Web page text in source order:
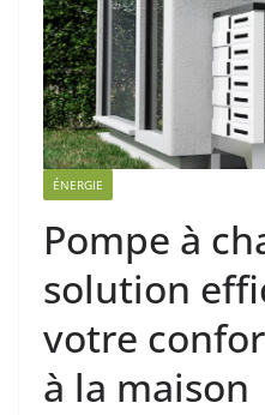
ÉNERGIE
Pompe à
solution
votre
à la maison